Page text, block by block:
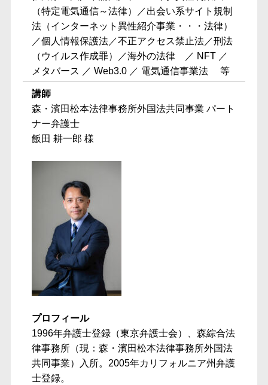
（特定電気通信～法律）／出会い系サイト規制
法（インターネット異性紹介事業・・・法律）
／個人情報保護法／不正アクセス禁止法／刑法
（ウイルス作成罪）／海外の法律 ／ NFT ／
メタバース ／ Web3.0 ／ 電気通信事業法 等
講師
森・濱田松本法律事務所外国法共同事業 パート
ナー弁護士
飯田 耕一郎 様
プロフィール
1996年弁護士登録（東京弁護士会）、森綜合法
律事務所（現：森・濱田松本法律事務所外国法
共同事業）入所。2005年カリフォルニア州弁護
士登録。